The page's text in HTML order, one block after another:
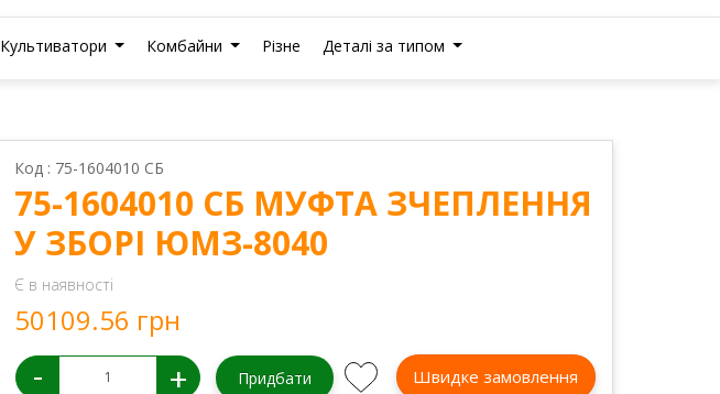
Культиватори Комбайни Різне Деталі за типом
Код : 75-1604010 СБ
75-1604010 СБ МУФТА ЗЧЕПЛЕННЯ
У ЗБОРІ ЮМЗ-8040
Є в наявності
50109.56 грн
- + Придбати Швидке замовлення